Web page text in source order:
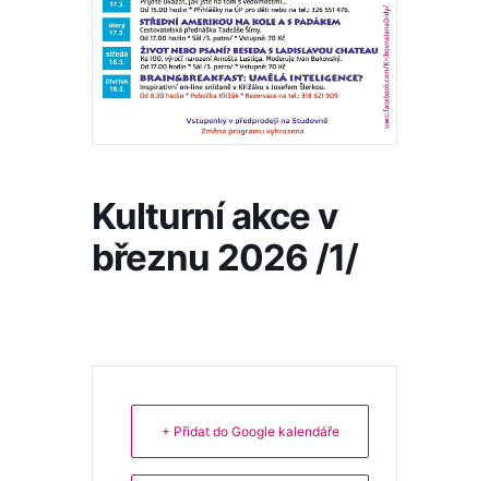
Kulturní akce v
březnu 2026 /1/
+ Přidat do Google kalendáře